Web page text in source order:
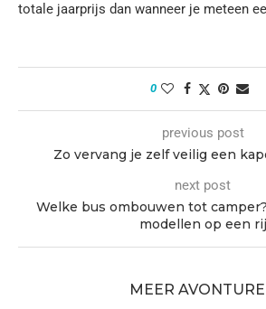
totale jaarprijs dan wanneer je meteen
0
previous post
Zo vervang je zelf veilig een
next post
Welke bus ombouwen tot
modellen op een rij
MEER